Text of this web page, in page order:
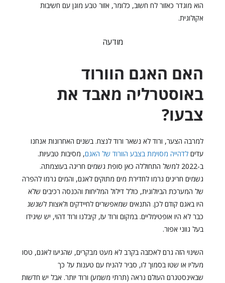
הוא מוגדר כאזור לח חשוב, כלומר, אזור טבע מוגן עם חשיבות
אקולוגית.
מודעה
האם האגם הוורוד
באוסטרליה מאבד את
צבעו?
למרבה הצער, ורוד לא נשאר ורוד לנצח. בשנים האחרונות אנחנו
עדים לדהייה מסוימת בצבע הוורוד של האגם, מסיבות טבעיות.
ב-2022 למשל התחוללה כאן סופת גשמים חריגה בעוצמתה.
גשמים חריגים גרמו לחדירת מים מתוקים לאגם, והמים גרמו להפרה
של המערכת הביולוגית, כולל דילול המליחות והכנסה רכיבים שלא
היו באגם קודם לכן. התנאים שמאפשרים לחיידקים ולאצות לשגשג
כבר לא היו אופטימליים. במקום ורוד עז, קיבלנו ורוד דהוי, יש שיגידו
בעל גווני אפור.
השינוי הזה גרם לאכזבה בקרב לא מעט מבקרים, שהגיעו לאגם, טסו
מעליו או שטו בסמוך לו, סביר להניח עם טענות על כך
שבאינסטגרם העולם נראה (תרתי משמע) ורוד יותר. אבל יש חדשות